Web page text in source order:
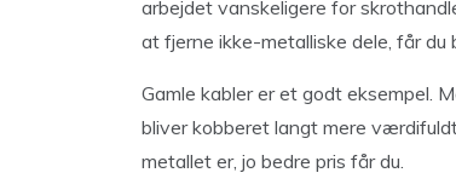
arbejdet vanskeligere for
at fjerne ikke-metalliske dele, får du
Gamle kabler er et godt eksempel.
bliver kobberet langt mere
metallet er, jo bedre pris får du.